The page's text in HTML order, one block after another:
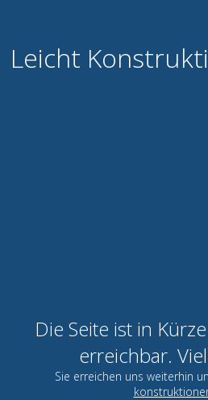
Leicht
Die Seite ist in
erreichbar.
Sie erreichen uns weiterhin